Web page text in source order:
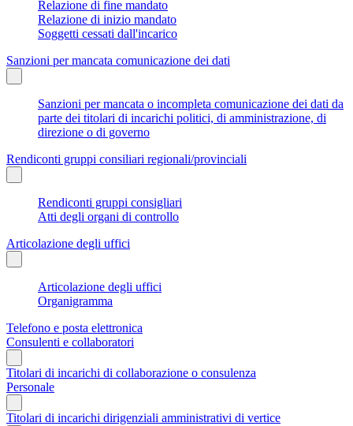
Relazione di fine mandato
Relazione di inizio mandato
Soggetti cessati dall'incarico
Sanzioni per mancata comunicazione dei dati
Sanzioni per mancata o incompleta comunicazione dei dati da
parte dei titolari di incarichi politici, di amministrazione, di
direzione o di governo
Rendiconti gruppi consiliari regionali/provinciali
Rendiconti gruppi consigliari
Atti degli organi di controllo
Articolazione degli uffici
Articolazione degli uffici
Organigramma
Telefono e posta elettronica
Consulenti e collaboratori
Titolari di incarichi di collaborazione o consulenza
Personale
Titolari di incarichi dirigenziali amministrativi di vertice